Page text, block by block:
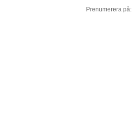
Prenumerera på: